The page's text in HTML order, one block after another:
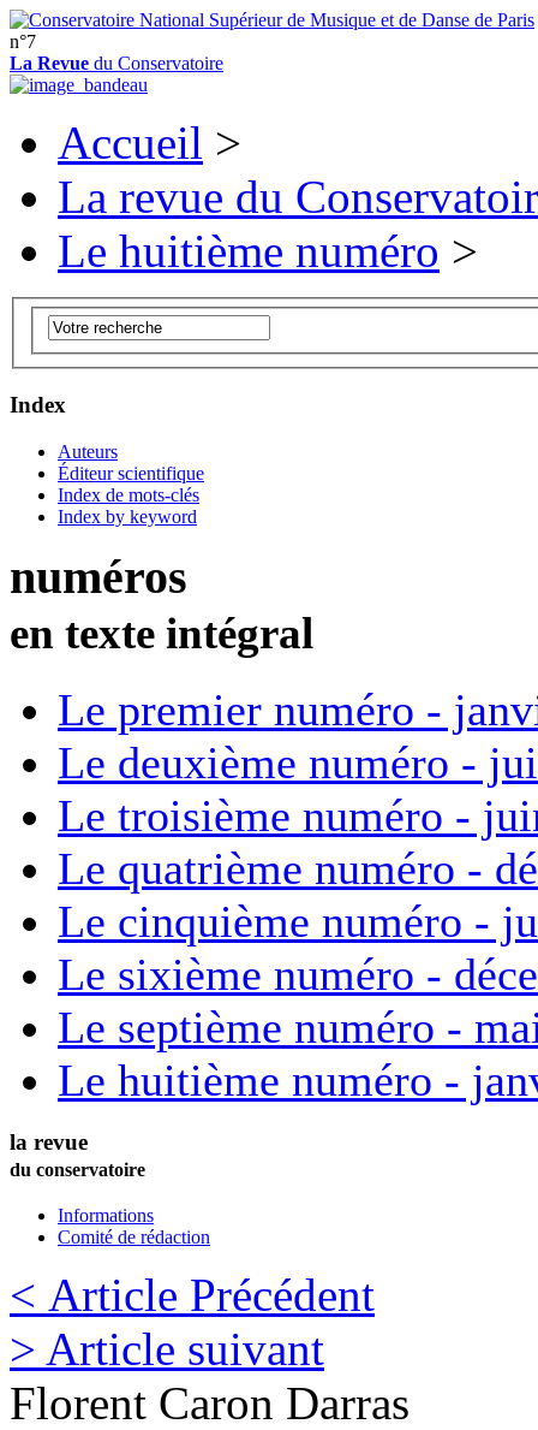
n°7
La Revue du Conservatoire
Accueil >
La revue du
Le huitième numéro >
Index
Auteurs
Éditeur scientifique
Index de mots-clés
Index by keyword
numéros
en texte intégral
Le premier numéro -
Le deuxième numéro -
Le troisième numéro -
Le quatrième numéro -
Le cinquième numéro -
Le sixième numéro -
Le septième numéro -
Le huitième numéro -
la revue
du conservatoire
Informations
Comité de rédaction
< Article Précédent
> Article suivant
Florent Caron Darras